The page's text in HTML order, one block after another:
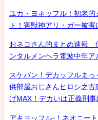
ユカ・ヨネッフル！初老
ト！害獣神アリ・ガー被
おネコさん的まとめ速報
ンタルメンヘラ電波中年
スケバン！デカッフルま
供部屋おじさんヒロシ之
げMAX！デカいは正義刑事
アキヨッフル-！ネオニー